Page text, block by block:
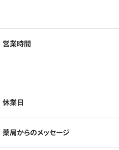
営業時間
休業日
薬局からのメッセージ